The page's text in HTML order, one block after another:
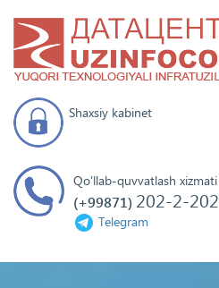
Shaxsiy kabinet
Qo'llab-quvvatlash xizmati
(+99871) 202-2-202
Telegram